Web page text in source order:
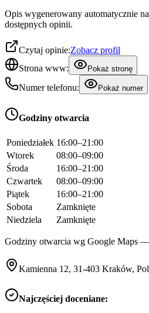
Opis wygenerowany automatycznie
dostępnych opinii.
Czytaj opinie:Zobacz profil
Strona www:
Pokaż stronę
Numer telefonu: Pokaż numer
Godziny otwarcia
Poniedziałek 16:00–21:00
Wtorek
08:00–09:00
Środa
16:00–21:00
Czwartek
08:00–09:00
Piątek
16:00–21:00
Sobota
Zamknięte
Niedziela
Zamknięte
Godziny otwarcia wg Google Maps
Kamienna 12, 31-403 Kraków,
Najczęściej doceniane: